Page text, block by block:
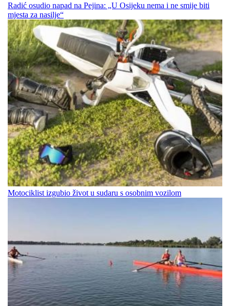
Radić osudio napad na Pejina: „U Osijeku nema i ne smije biti
mjesta za nasilje“
Motociklist izgubio život u sudaru s osobnim vozilom